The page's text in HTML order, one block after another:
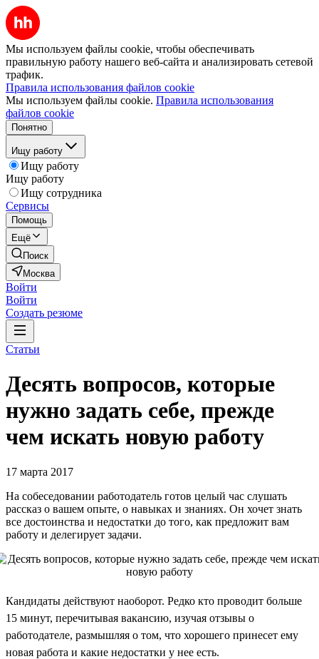
Мы используем файлы cookie, чтобы обеспечивать
правильную работу нашего веб-сайта и анализировать сетевой
трафик.
Правила использования файлов cookie
Мы используем файлы cookie. Правила использования
файлов cookie
Понятно
Ищу работу
Ищу работу
Ищу работу
Ищу сотрудника
Сервисы
Помощь
Ещё
Поиск
Москва
Войти
Войти
Создать резюме
Статьи
Десять вопросов, которые
нужно задать себе, прежде
чем искать новую работу
17 марта 2017
На собеседовании работодатель готов целый час слушать
рассказ о вашем опыте, о навыках и знаниях. Он хочет знать
все достоинства и недостатки до того, как предложит вам
работу и делегирует задачи.
Кандидаты действуют наоборот. Редко кто проводит больше
15 минут, перечитывая вакансию, изучая отзывы о
работодателе, размышляя о том, что хорошего принесет ему
новая работа и какие недостатки у нее есть.